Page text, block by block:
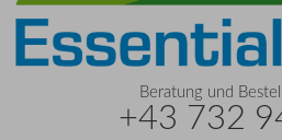
Beratung und
+43 732